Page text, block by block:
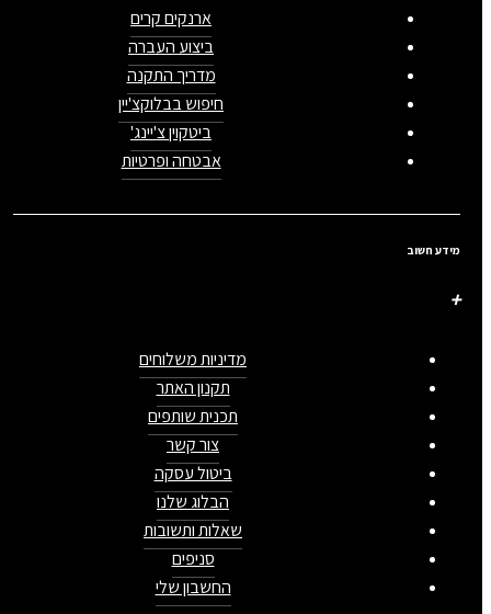
ארנקים קרים
ביצוע העברה
מדריך התקנה
חיפוש בבלוקצ'יין
ביטקוין צ'יינג'
אבטחה ופרטיות
מידע חשוב
מדיניות משלוחים
תקנון האתר
תכנית שותפים
צור קשר
ביטול עסקה
הבלוג שלנו
שאלות ותשובות
סניפים
החשבון שלי